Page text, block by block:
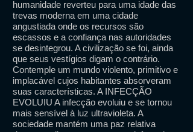
humanidade reverteu para uma idade das
trevas moderna em uma cidade
angustiada onde os recursos são
escassos e a confiança nas autoridades
se desintegrou. A civilização se foi, ainda
que seus vestígios digam o contrário.
Contemple um mundo violento, primitivo e
implacável cujos habitantes absorveram
suas características. A INFECÇÃO
EVOLUIU A infecção evoluiu e se tornou
mais sensível à luz ultravioleta. A
sociedade mantém uma paz relativa